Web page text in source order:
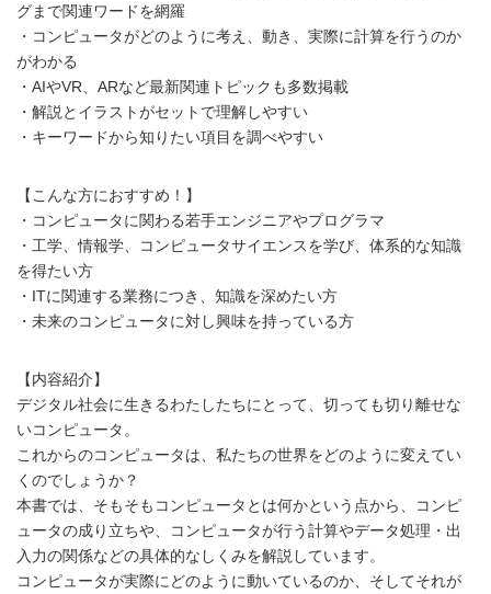
グまで関連ワードを網羅
・コンピュータがどのように考え、動き、実際に計算を行うのか
がわかる
・AIやVR、ARなど最新関連トピックも多数掲載
・解説とイラストがセットで理解しやすい
・キーワードから知りたい項目を調べやすい
【こんな方におすすめ！】
・コンピュータに関わる若手エンジニアやプログラマ
・工学、情報学、コンピュータサイエンスを学び、体系的な知識
を得たい方
・ITに関連する業務につき、知識を深めたい方
・未来のコンピュータに対し興味を持っている方
【内容紹介】
デジタル社会に生きるわたしたちにとって、切っても切り離せな
いコンピュータ。
これからのコンピュータは、私たちの世界をどのように変えてい
くのでしょうか？
本書では、そもそもコンピュータとは何かという点から、コンピ
ュータの成り立ちや、コンピュータが行う計算やデータ処理・出
入力の関係などの具体的なしくみを解説しています。
コンピュータが実際にどのように動いているのか、そしてそれが